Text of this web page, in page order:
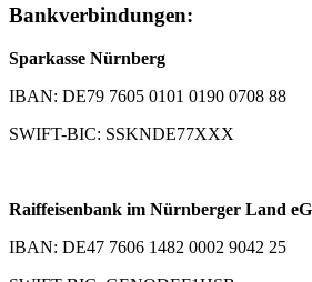
Bankverbindungen:
Sparkasse Nürnberg
IBAN: DE79 7605 0101 0190 0708 88
SWIFT-BIC: SSKNDE77XXX
Raiffeisenbank im Nürnberger Land eG
IBAN: DE47 7606 1482 0002 9042 25